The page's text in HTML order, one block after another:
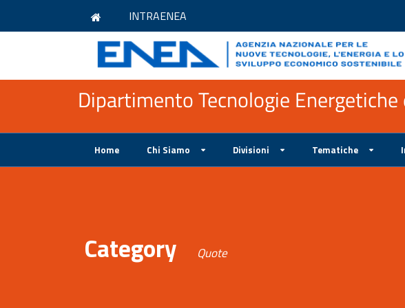
INTRAENEA
Dipartimento Tecnologie
Home Chi Siamo Divisioni Tematiche
Category Quote